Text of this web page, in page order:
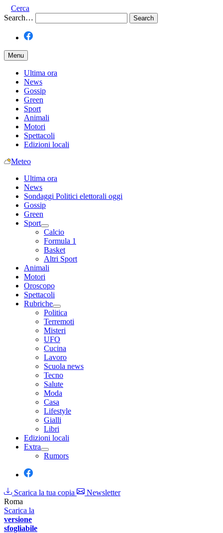
Cerca
Search…
Menu
Ultima ora
News
Gossip
Green
Sport
Animali
Motori
Spettacoli
Edizioni locali
Meteo
Ultima ora
News
Sondaggi Politici elettorali oggi
Gossip
Green
Sport
Calcio
Formula 1
Basket
Altri Sport
Animali
Motori
Oroscopo
Spettacoli
Rubriche
Politica
Terremoti
Misteri
UFO
Cucina
Lavoro
Scuola news
Tecno
Salute
Moda
Casa
Lifestyle
Gialli
Libri
Edizioni locali
Extra
Rumors
Scarica la tua copia
Newsletter
Roma
Scarica la
versione
sfogliabile